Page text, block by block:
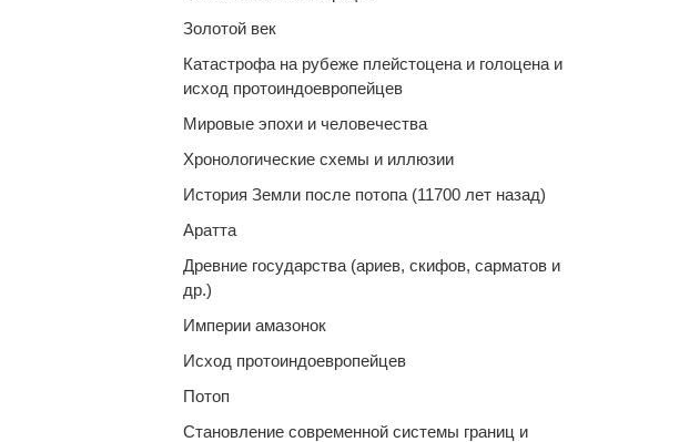
Золотой век
Катастрофа на рубеже плейстоцена и голоцена и
исход протоиндоевропейцев
Мировые эпохи и человечества
Хронологические схемы и иллюзии
История Земли после потопа (11700 лет назад)
Аратта
Древние государства (ариев, скифов, сарматов и
др.)
Империи амазонок
Исход протоиндоевропейцев
Потоп
Становление современной системы границ и